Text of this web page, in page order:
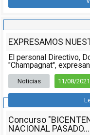
EXPRESAMOS
El personal Directivo,
"Champagnat",
Noticias 11/08/2021
Concurso
NACIONAL